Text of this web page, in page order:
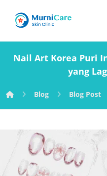
Nail Art Korea Puri
yang
Blog Blog Post